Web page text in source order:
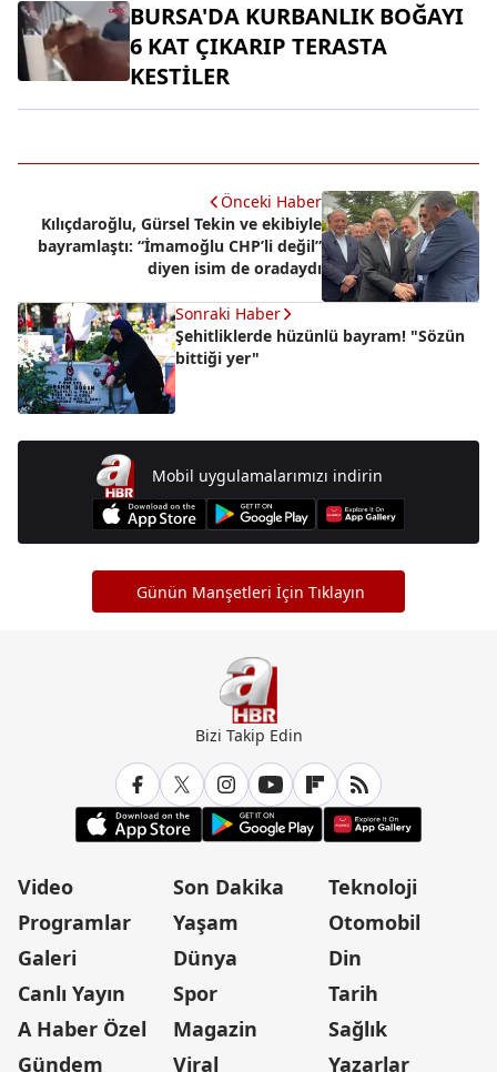
BURSA'DA KURBANLIK BOĞAYI
6 KAT ÇIKARIP TERASTA
KESTİLER
Önceki Haber
Kılıçdaroğlu, Gürsel Tekin ve ekibiyle
bayramlaştı: “İmamoğlu CHP’li değil”
diyen isim de oradaydı
Sonraki Haber
Şehitliklerde hüzünlü bayram! "Sözün
bittiği yer"
Mobil uygulamalarımızı indirin
Günün Manşetleri İçin Tıklayın
Bizi Takip Edin
Video
Programlar
Galeri
Canlı Yayın
A Haber Özel
Gündem
Son Dakika
Yaşam
Dünya
Spor
Magazin
Viral
Teknoloji
Otomobil
Din
Tarih
Sağlık
Yazarlar